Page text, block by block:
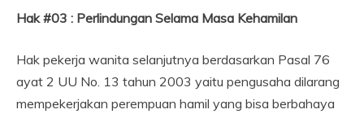
Hak #03 : Perlindungan Selama Masa Kehamilan
Hak pekerja wanita selanjutnya berdasarkan Pasal 76
ayat 2 UU No. 13 tahun 2003 yaitu pengusaha dilarang
mempekerjakan perempuan hamil yang bisa berbahaya